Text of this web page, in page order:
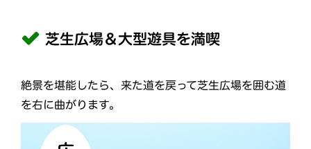
芝生広場＆大型遊具を満喫
絶景を堪能したら、来た道を戻って芝生広場を囲む道
を右に曲がります。